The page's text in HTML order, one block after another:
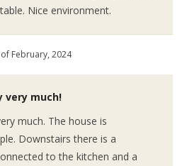
Nice environment.
February, 2024
very much!
much. The house is
Downstairs there is a
to the kitchen and a